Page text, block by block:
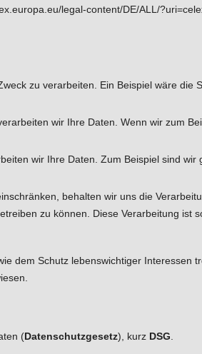
legal-content/DE/ALL/
zu verarbeiten. Ein Beispiel wäre die
wir Ihre Daten. Wenn wir zum
wir Ihre Daten. Zum Beispiel sind wir
behalten wir uns die
zu können. Diese Verarbeitung ist
dem Schutz lebenswichtiger Interessen
(Datenschutzgesetz), kurz DSG